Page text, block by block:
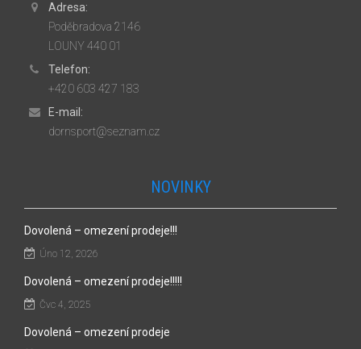
Adresa:
Poděbradova 2146
LOUNY 440 01
Telefon:
+420 603 427 183
E-mail:
dornsport@seznam.cz
NOVINKY
Dovolená – omezení prodeje!!!
Úno 12, 2026
Dovolená – omezení prodeje!!!!!
Čvc 4, 2025
Dovolená – omezení prodeje